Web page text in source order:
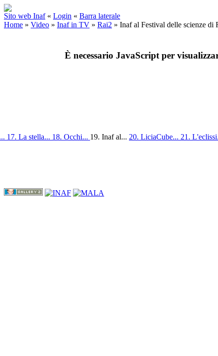
Sito web Inaf « Login « Barra laterale
Home » Video » Inaf in TV » Rai2 » Inaf al Festival delle scienze di
È necessario JavaScript per
17. La stella... 18. Occhi... 19. Inaf al... 20. LiciaCube... 21.